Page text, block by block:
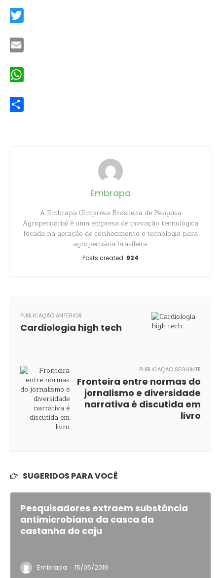
Embrapa
A Embrapa (Empresa Brasileira de Pesquisa
Agropecuária) é uma empresa de inovação tecnológica
focada na geração de conhecimento e tecnologia para
agropecuária brasileira.
Posts created: 924
PUBLICAÇÃO ANTERIOR
Cardiologia high tech
PUBLICAÇÃO SEGUINTE
Fronteira entre normas do
jornalismo e diversidade
narrativa é discutida em
livro
SUGERIDOS PARA VOCÊ
Pesquisadores extraem substância
antimicrobiana da casca da
castanha do caju
Embrapa · 15/05/2019